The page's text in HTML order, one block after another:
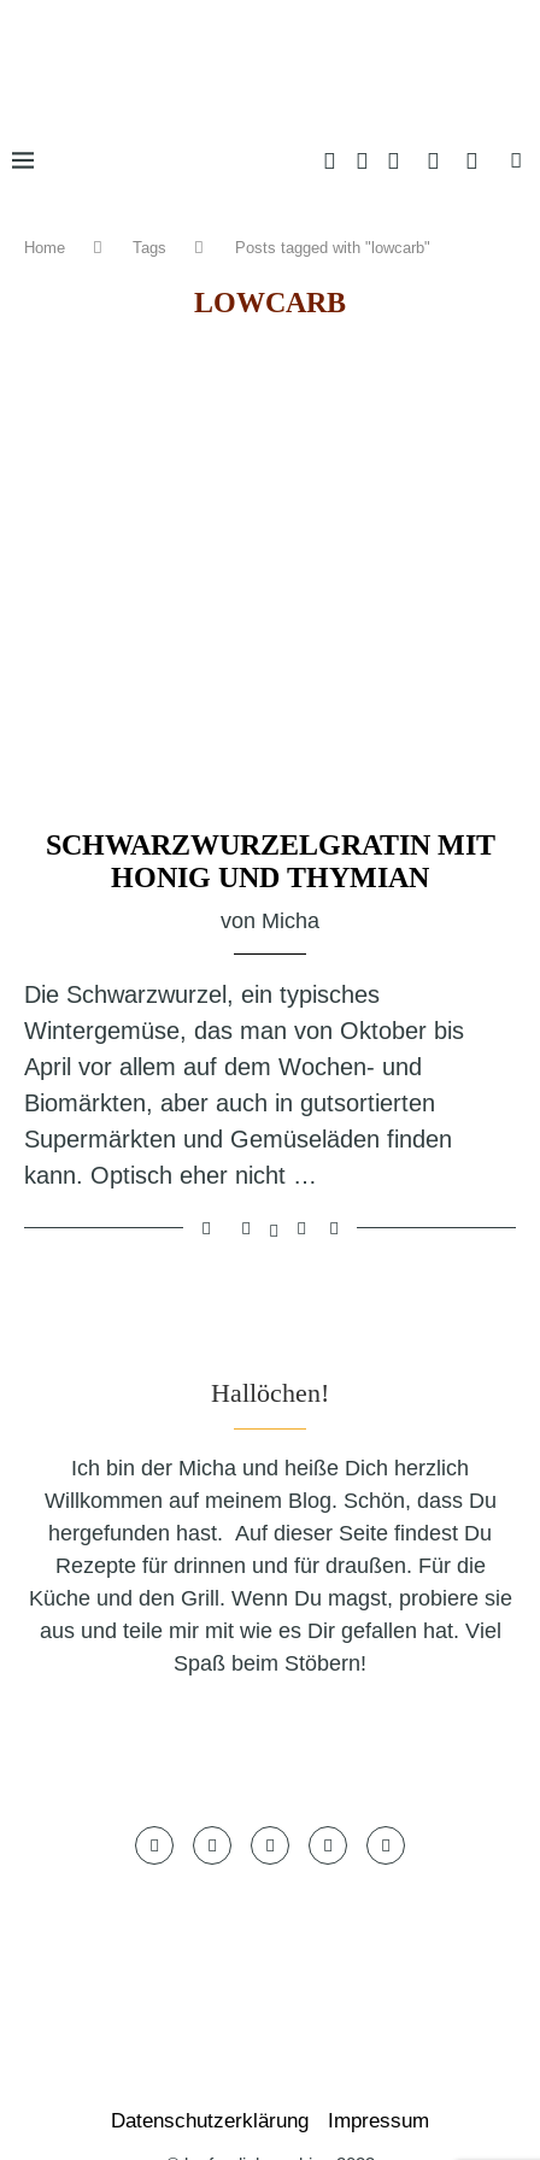
Home Tags Posts tagged with "lowcarb"
LOWCARB
SCHWARZWURZELGRATIN MIT
HONIG UND THYMIAN
von Micha
Die Schwarzwurzel, ein typisches
Wintergemüse, das man von Oktober bis
April vor allem auf dem Wochen- und
Biomärkten, aber auch in gutsortierten
Supermärkten und Gemüseläden finden
kann. Optisch eher nicht …
Hallöchen!
Ich bin der Micha und heiße Dich herzlich
Willkommen auf meinem Blog. Schön, dass Du
hergefunden hast. Auf dieser Seite findest Du
Rezepte für drinnen und für draußen. Für die
Küche und den Grill. Wenn Du magst, probiere sie
aus und teile mir mit wie es Dir gefallen hat. Viel
Spaß beim Stöbern!
Datenschutzerklärung Impressum